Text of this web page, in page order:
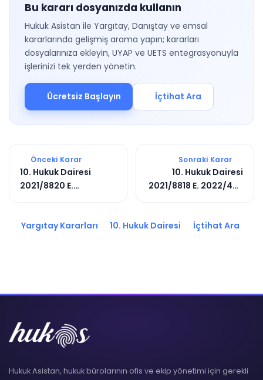
Bu kararı dosyanızda kullanın
Hukuk Asistan ile Yargıtay, Danıştay ve emsal
kararlarında gelişmiş arama yapın; kararları
dosyalarınıza ekleyin, UYAP ve UETS entegrasyonuyla
işlerinizi tek yerden yönetin.
Ücretsiz Başlayın İçtihat Ara
Önceki Karar
10. Hukuk Dairesi
2021/8820 E.
Sonraki Karar
10. Hukuk Dairesi
2021/8818 E. 2022/485
Yargıtay Kararları 10. Hukuk Dairesi İçtihat Ara
Hukuk Asistan, hukuk bürolarının ofis ve ekip yönetimi için gerekli